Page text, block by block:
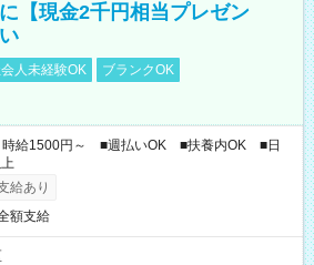
【現金2千円相当プレゼン
人未経験OK
ブランクOK
時給1500円～ ■週払いOK ■扶養内OK ■日
給あり
額支給